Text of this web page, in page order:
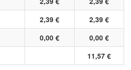
2,39 €
2,39 €
0,00 €
0,00 €
11,57 €